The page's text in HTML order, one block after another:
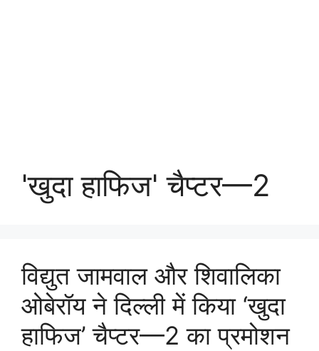
'खुदा हाफिज' चैप्टर—2
विद्युत जामवाल और शिवालिका
ओबेरॉय ने दिल्ली में किया ‘खुदा
हाफिज’ चैप्टर—2 का प्रमोशन